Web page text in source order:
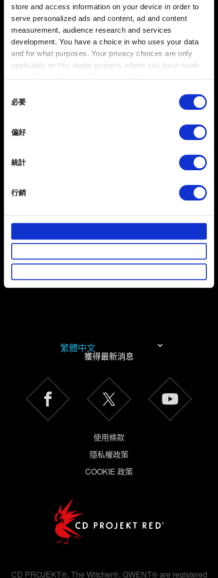
store and access information on your device in order to
serve personalized ads and content, ad and content
measurement, audience research and services
development. You have a choice in who uses your data
and for what purposes. Your privacy choices are only
applicable on this digital property where you have made
the Privacy trigger icon.
Collect information about your geographical
meters
Identify your device by actively scanning it for
Find out more about how your personal data is processed
了讓我們蒐集技術上或針對網站內容的回饋，讓您的使用
體驗更加順暢。像是透過社群網站了解您的喜好，並為您
推薦合適的內容，偶爾這些資訊也會提供我們的合作夥伴
參考。不過這些非強制性的 Cookies 一定會事先徵詢您的
Selection
必要
偏好
統計
行銷
重新安裝《電馭叛客 2077》（以 SSD 安裝）。
請勿安
裝遊戲修改模組！
若遊戲與作業系統的安裝分區相同，請確認遊戲不受
Windows 權限設定阻擋。安裝位置應為磁碟根而非一般資料
夾。安裝後的位置範例：
發生技術問題（遊戲故障、無法啟動等等）：
將第一步的存檔複製到新建立的《電馭叛客 2077》資料
發生遊玩相關問題（例如：任務推進問題）：
夾。
繁體中文
獲得最新消息
使用條款
隱私權政策
COOKIE 政策
CD PROJEKT®, The Witcher®, GWENT® are registered